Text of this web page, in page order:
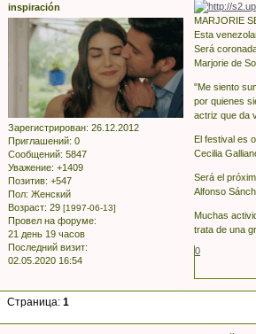
inspiración
Зарегистрирован: 26.12.2012
Приглашений: 0
Сообщений: 5847
Уважение: +1409
Позитив: +547
Пол: Женский
Возраст: 29 [1997-06-13]
Провел на форуме:
21 день 19 часов
Последний визит:
02.05.2020 16:54
MARJORIE
Esta
Será
Marjorie de
"Me siento
por quienes
actriz que da
El festival es
Cecilia
Será el
Alfonso
Muchas
trata de una
0
Страница:1